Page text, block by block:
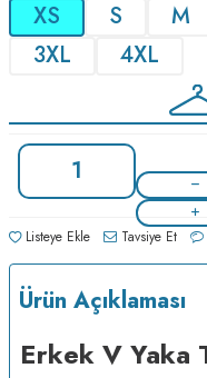
XS S M
3XL
4XL
Listeye Ekle Tavsiye Et
Ürün Açıklaması
Erkek V Yaka